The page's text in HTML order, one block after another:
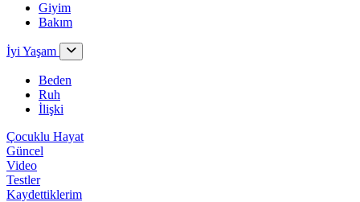
Giyim
Bakım
İyi Yaşam
Beden
Ruh
İlişki
Çocuklu Hayat
Güncel
Video
Testler
Kaydettiklerim